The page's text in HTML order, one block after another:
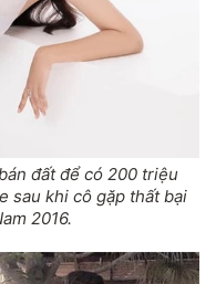
đất để có 200 triệu
sau khi cô gặp thất bại
2016.